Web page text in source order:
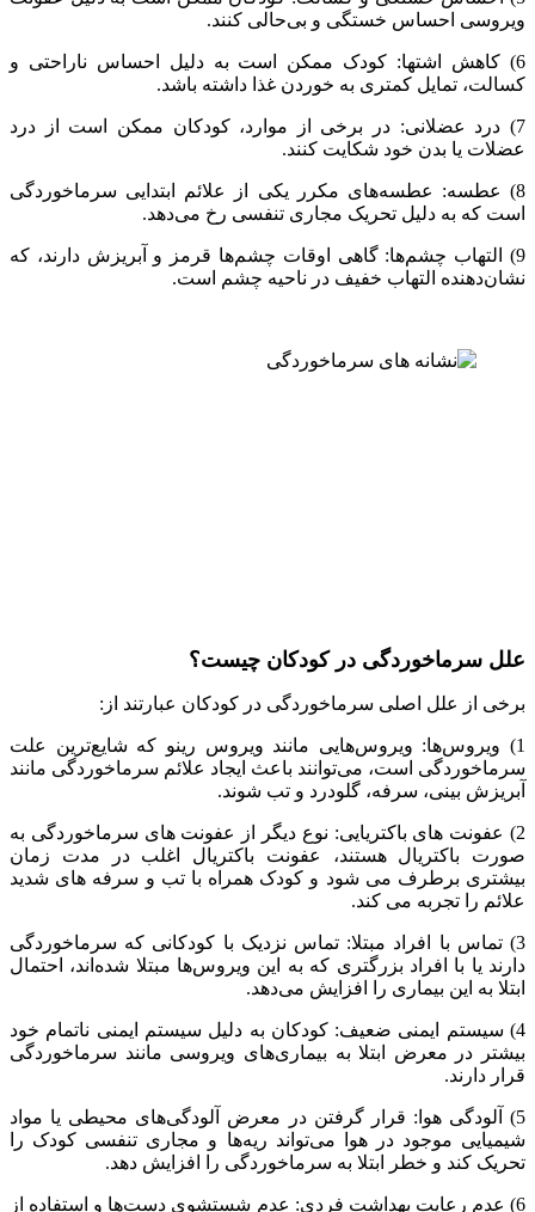
ویروسی احساس خستگی و بی‌حالی کنند.
6) کاهش اشتها: کودک ممکن است به دلیل احساس ناراحتی و
کسالت، تمایل کمتری به خوردن غذا داشته باشد.
7) درد عضلانی: در برخی از موارد، کودکان ممکن است از درد
عضلات یا بدن خود شکایت کنند.
8) عطسه: عطسه‌های مکرر یکی از علائم ابتدایی سرماخوردگی
است که به دلیل تحریک مجاری تنفسی رخ می‌دهد.
9) التهاب چشم‌ها: گاهی اوقات چشم‌ها قرمز و آبریزش دارند، که
نشان‌دهنده التهاب خفیف در ناحیه چشم است.
علل سرماخوردگی در کودکان چیست؟
برخی از علل اصلی سرماخوردگی در کودکان عبارتند از:
1) ویروس‌ها: ویروس‌هایی مانند ویروس رینو که شایع‌ترین علت
سرماخوردگی است، می‌توانند باعث ایجاد علائم سرماخوردگی مانند
آبریزش بینی، سرفه، گلودرد و تب شوند.
2) عفونت های باکتریایی: نوع دیگر از عفونت های سرماخوردگی به
صورت باکتریال هستند، عفونت باکتریال اغلب در مدت زمان
بیشتری برطرف می شود و کودک همراه با تب و سرفه های شدید
علائم را تجربه می کند.
3) تماس با افراد مبتلا: تماس نزدیک با کودکانی که سرماخوردگی
دارند یا با افراد بزرگتری که به این ویروس‌ها مبتلا شده‌اند، احتمال
ابتلا به این بیماری را افزایش می‌دهد.
4) سیستم ایمنی ضعیف: کودکان به دلیل سیستم ایمنی ناتمام خود
بیشتر در معرض ابتلا به بیماری‌های ویروسی مانند سرماخوردگی
قرار دارند.
5) آلودگی هوا: قرار گرفتن در معرض آلودگی‌های محیطی یا مواد
شیمیایی موجود در هوا می‌تواند ریه‌ها و مجاری تنفسی کودک را
تحریک کند و خطر ابتلا به سرماخوردگی را افزایش دهد.
6) عدم رعایت بهداشت فردی: عدم شستشوی دست‌ها و استفاده از